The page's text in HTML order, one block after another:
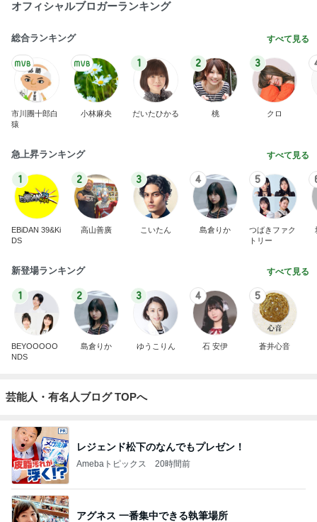
オフィシャルブロガーランキング
総合ランキング すべて見る
市川團十郎白
猿
小林麻央
1
だいたひかる
2
桃
3
クロ
急上昇ランキング すべて見る
1
EBiDAN 39&Ki
DS
2
高山善廣
3
こいたん
4
島倉りか
5
つばきファク
トリー
新登場ランキング すべて見る
1
BEYOOOOO
NDS
2
島倉りか
3
ゆうこりん
4
石 安伊
5
蒼井心音
芸能人・有名人ブログ TOPへ
レジェンド松下のなんでもプレゼン！
Amebaトピックス 20時間前
アグネス 一番集中できる執筆場所